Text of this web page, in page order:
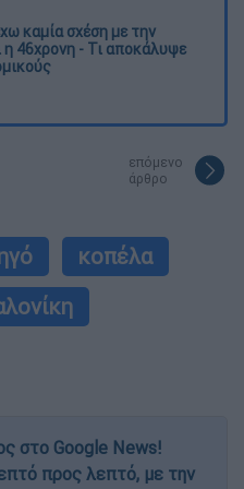
καμία σχέση με την
η 46χρονη - Τι αποκάλυψε
επόμενο
άρθρο
κοπέλα
στο Google News!
προς λεπτό, με την